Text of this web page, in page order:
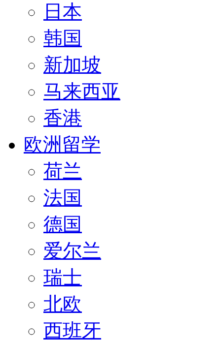
日本
韩国
新加坡
马来西亚
香港
欧洲留学
荷兰
法国
德国
爱尔兰
瑞士
北欧
西班牙